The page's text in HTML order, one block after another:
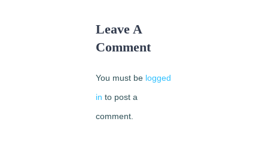
Leave A
Comment
You must be logged
in to post a
comment.